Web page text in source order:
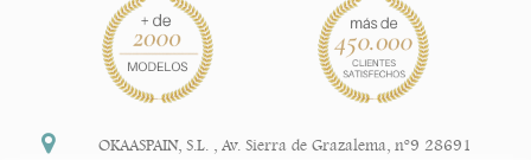
OKAASPAIN, S.L. ,Av. Sierra de Grazalema, nº9 28691